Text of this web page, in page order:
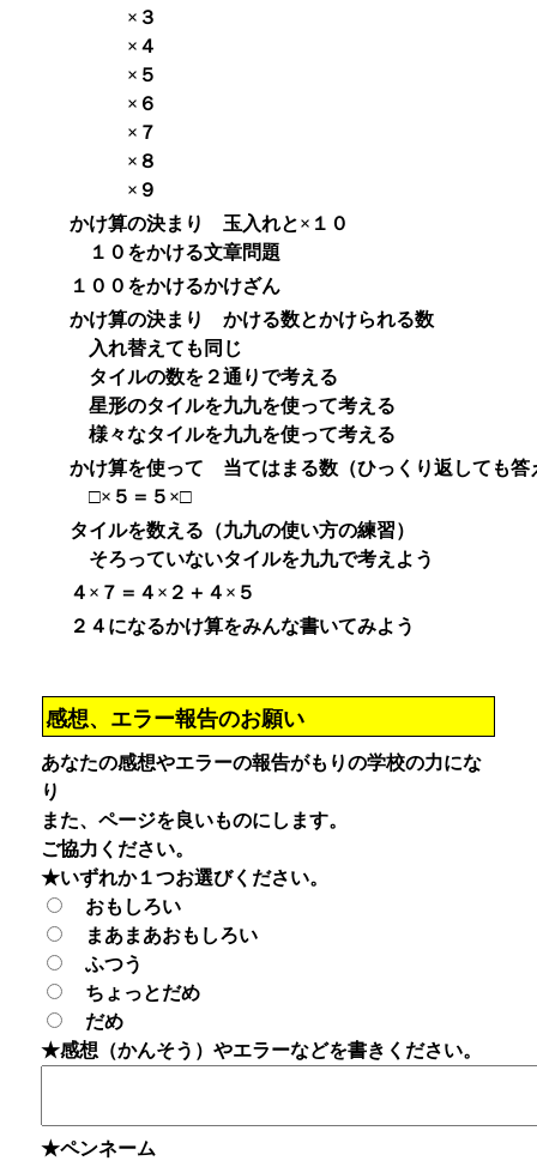
×３
×４
×５
×６
×７
×８
×９
かけ算の決まり 玉入れと×１０
１０をかける文章問題
１００をかけるかけざん
かけ算の決まり かける数とかけられる数
入れ替えても同じ
タイルの数を２通りで考える
星形のタイルを九九を使って考える
様々なタイルを九九を使って考える
かけ算を使って 当てはまる数（ひっくり返しても答
□×５＝５×□
タイルを数える（九九の使い方の練習）
そろっていないタイルを九九で考えよう
４×７＝４×２＋４×５
２４になるかけ算をみんな書いてみよう
感想、エラー報告のお願い
あなたの感想やエラーの報告がもりの学校の力にな
り
また、ページを良いものにします。
ご協力ください。
★いずれか１つお選びください。
おもしろい
まあまあおもしろい
ふつう
ちょっとだめ
だめ
★感想（かんそう）やエラーなどを書きください。
★ペンネーム